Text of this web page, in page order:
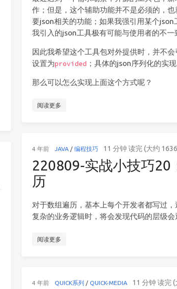
作；但是，这个辅助功能并不是必须的，
要json相关的功能；如果我强引用某个
我引入的json工具极有可能与使用者的不
因此我希望这个工具包对外提供时，并不
设置为provided ；具体的json序列化的实
那么可以怎么实现上面这个方式呢？
阅读更多
4 年前 JAVA/ 编程技巧 11 分钟 读完 (大约
220809-实战小技巧20
历
对于数组遍历，基本上每个开发者都写过
复杂的业务逻辑时，将会发现代码的层级会
阅读更多
4 年前 QUICK系列 / QUICK-MEDIA 11 分钟 读完